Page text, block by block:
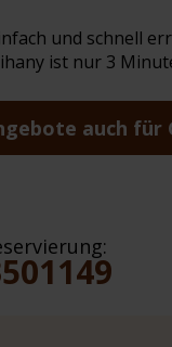
und schnell
ist nur 3
auch für